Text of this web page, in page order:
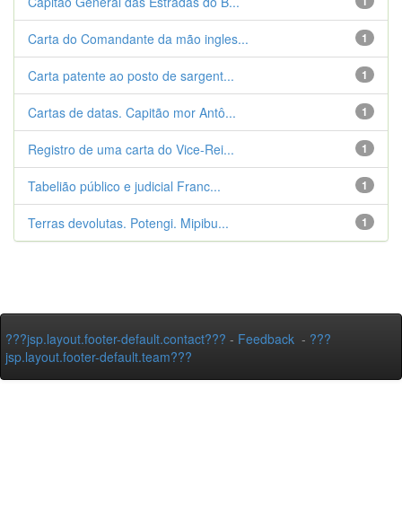
1
Carta do Comandante da mão ingles...
1
Carta patente ao posto de sargent...
1
Cartas de datas. Capitão mor Antô...
1
Registro de uma carta do Vice-Rei...
1
Tabelião público e judicial Franc...
1
Terras devolutas. Potengi. Mipibu...
???jsp.layout.footer-default.contact??? - Feedback - ???
jsp.layout.footer-default.team???